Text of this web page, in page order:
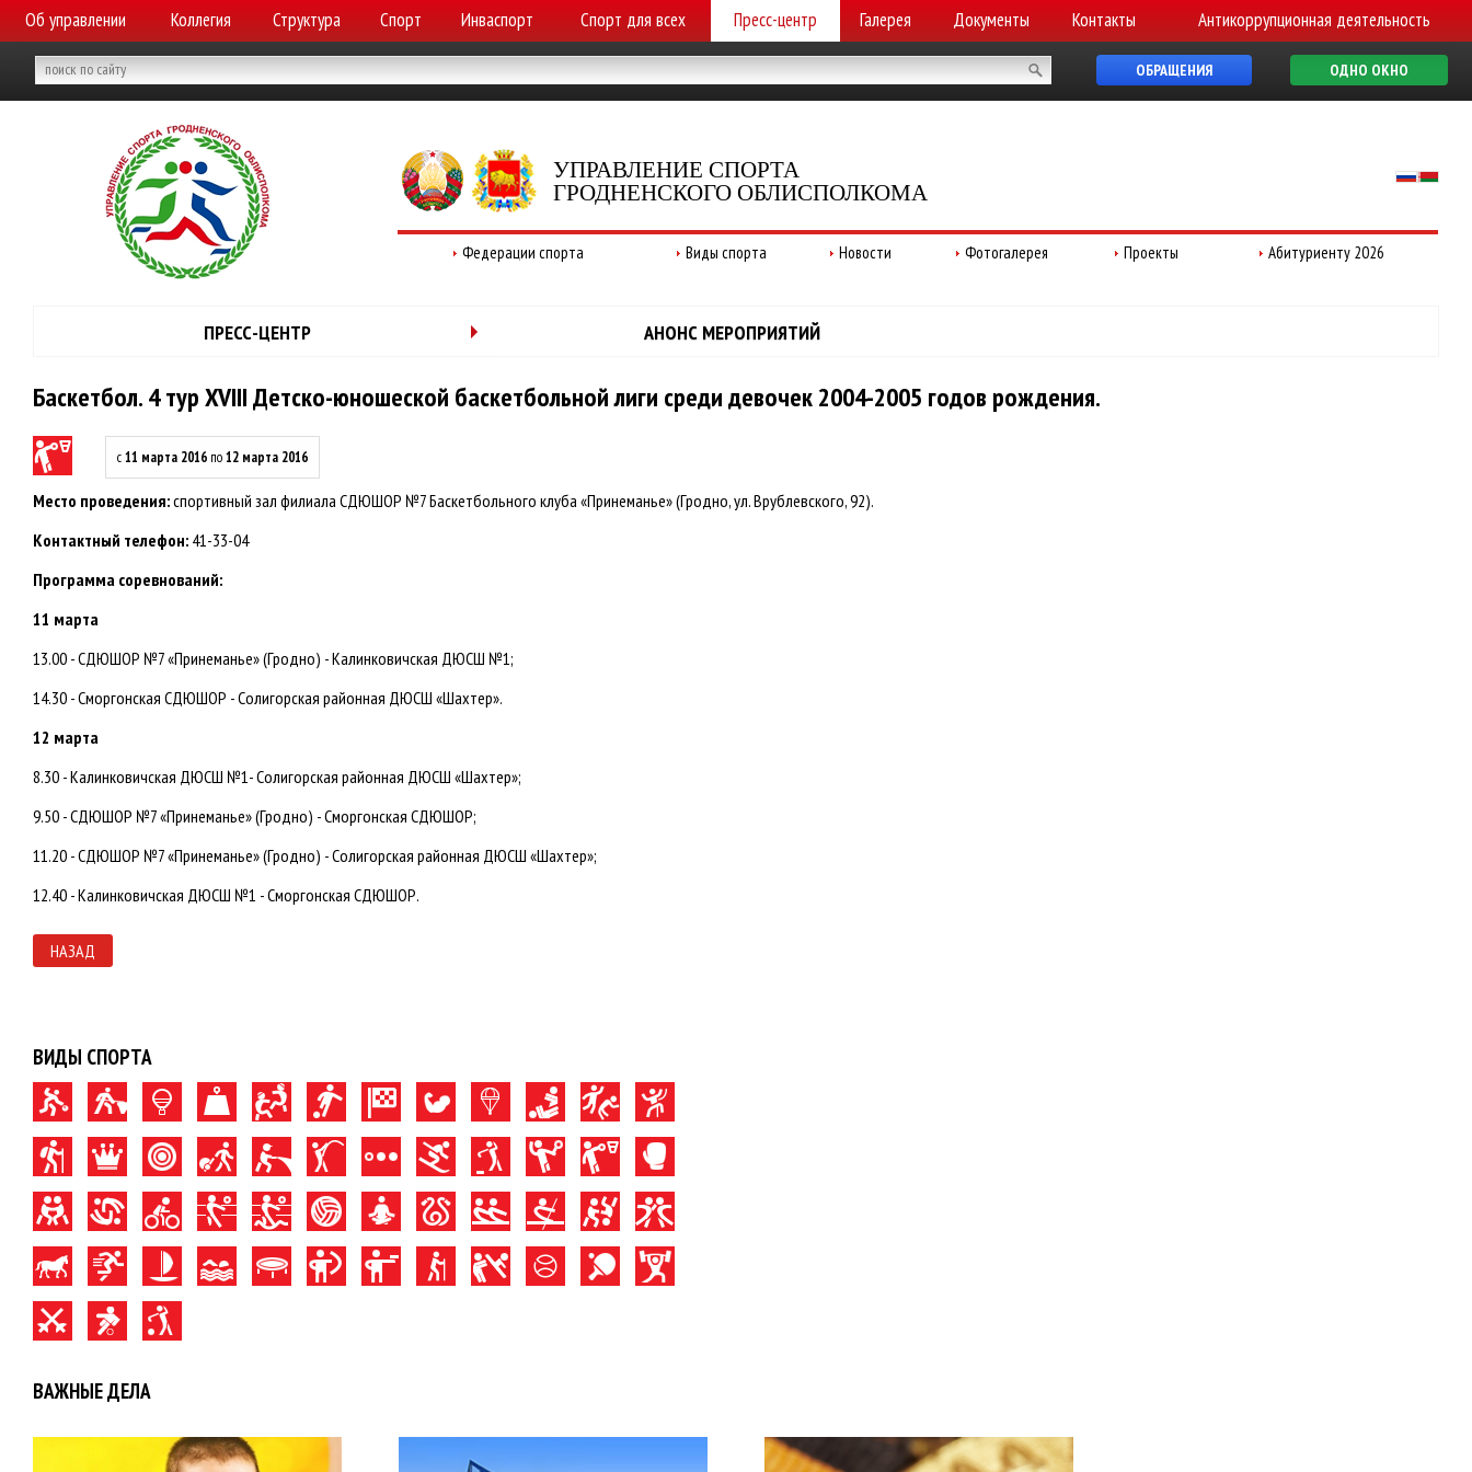
Об управлении Коллегия Структура Спорт Инваспорт Спорт для всех Пресс-центр Галерея Документы Контакты Антикоррупционная деятельность
ОБРАЩЕНИЯ ОДНО ОКНО
УПРАВЛЕНИЕ СПОРТА
ГРОДНЕНСКОГО ОБЛИСПОЛКОМА
Федерации спорта Виды спорта Новости Фотогалерея Проекты Абитуриенту 2026
ПРЕСС-ЦЕНТР АНОНС МЕРОПРИЯТИЙ
Баскетбол. 4 тур XVIII Детско-юношеской баскетбольной лиги среди девочек 2004-2005 годов рождения.
с11 марта 2016 по12 марта 2016
Место проведения:спортивный зал филиала СДЮШОР №7 Баскетбольного клуба «Принеманье» (Гродно, ул. Врублевского, 92).
Контактный телефон: 41-33-04
Программа соревнований:
11 марта
13.00 - СДЮШОР №7 «Принеманье» (Гродно) - Калинковичская ДЮСШ №1;
14.30 - Сморгонская СДЮШОР - Солигорская районная ДЮСШ «Шахтер».
12 марта
8.30 - Калинковичская ДЮСШ №1- Солигорская районная ДЮСШ «Шахтер»;
9.50 - СДЮШОР №7 «Принеманье» (Гродно) - Сморгонская СДЮШОР;
11.20 - СДЮШОР №7 «Принеманье» (Гродно) - Солигорская районная ДЮСШ «Шахтер»;
12.40 - Калинковичская ДЮСШ №1 - Сморгонская СДЮШОР.
НАЗАД
ВИДЫ СПОРТА
ВАЖНЫЕ ДЕЛА